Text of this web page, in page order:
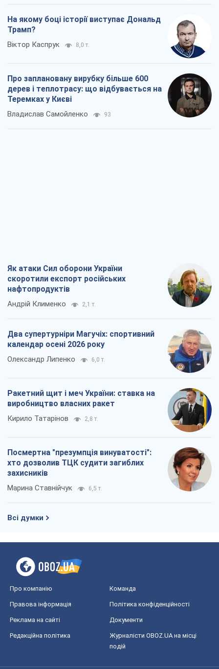
На якому боці історії виступає Дональд
Трамп?
Віктор Каспрук 8,0 т.
Про заплановану вирубку більше 600
дерев і теплотрасу: що відбувається на
Теремках у Києві
Владислав Самойленко 93
Як атаки Сил оборони України
скоротили експорт російських
нафтопродуктів
Андрій Клименко 2,1 т.
Два супертурніри Магучіх: спортивний
календар осені 2026 року
Олександр Липенко 6,0 т.
Ракетний щит і меч України: ставка на
виробництво власних ракет
Кирило Татарінов 2,8 т.
Посмертна "презумпція винуватості":
хто дозволив ТЦК судити загиблих
захисників
Марина Ставнійчук 6,5 т.
Всі думки
Про компанію Команда
Правова інформація Політика конфіденційності
Реклама на сайті Документи
Редакційна політика
Журналісти OBOZ.UA на місці
подій